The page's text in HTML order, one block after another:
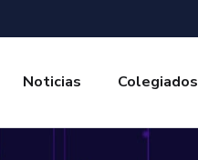
Noticias Colegiados